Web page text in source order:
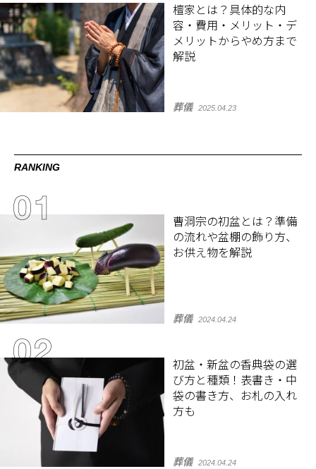
檀家とは？具体的な内
容・費用・メリット・デ
メリットからやめ方まで
解説
葬儀 2025.04.23
RANKING
曹洞宗の初盆とは？準備
の流れや盆棚の飾り方、
お供え物を解説
葬儀 2024.04.24
初盆・新盆の香典袋の選
び方と種類！表書き・中
袋の書き方、お札の入れ
方も
葬儀 2024.04.24